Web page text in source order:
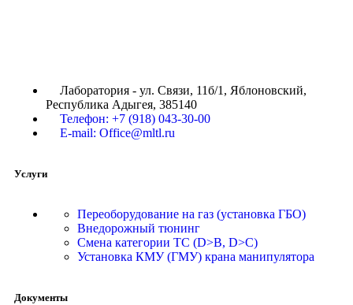
Лаборатория - ул. Связи, 11б/1, Яблоновский,
Республика Адыгея, 385140
Телефон: +7 (918) 043-30-00
E-mail: Office@mltl.ru
Услуги
Переоборудование на газ (установка ГБО)
Внедорожный тюнинг
Смена категории ТС (D>B, D>C)
Установка КМУ (ГМУ) крана манипулятора
Документы